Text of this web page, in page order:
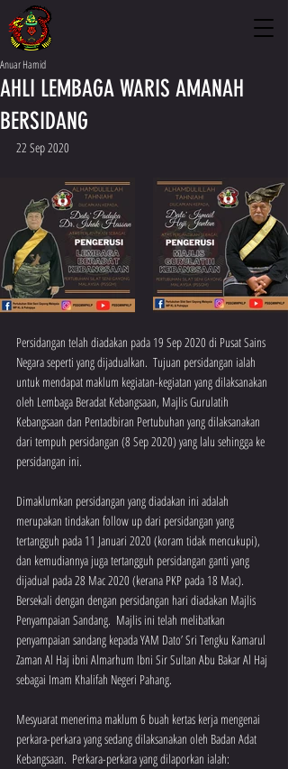
AHLI LEMBAGA WARIS AMANAH
BERSIDANG
Anuar Hamid
22 Sep 2020
Persidangan telah diadakan pada 19 Sep 2020 di Pusat Sains
Negara seperti yang dijadualkan.  Tujuan persidangan ialah
untuk mendapat maklum kegiatan-kegiatan yang dilaksanakan
oleh Lembaga Beradat Kebangsaan, Majlis Gurulatih
Kebangsaan dan Pentadbiran Pertubuhan yang dilaksanakan
dari tempuh persidangan (8 Sep 2020) yang lalu sehingga ke
persidangan ini.
Dimaklumkan persidangan yang diadakan ini adalah
merupakan tindakan follow up dari persidangan yang
tertangguh pada 11 Januari 2020 (koram tidak mencukupi),
dan kemudiannya juga tertangguh persidangan ganti yang
dijadual pada 28 Mac 2020 (kerana PKP pada 18 Mac).
Bersekali dengan dengan persidangan hari diadakan Majlis
Penyampaian Sandang.  Majlis ini telah melibatkan
penyampaian sandang kepada YAM Dato’ Sri Tengku Kamarul
Zaman Al Haj ibni Almarhum Ibni Sir Sultan Abu Bakar Al Haj
sebagai Imam Khalifah Negeri Pahang.
Mesyuarat menerima maklum 6 buah kertas kerja mengenai
perkara-perkara yang sedang dilaksanakan oleh Badan Adat
Kebangsaan.  Perkara-perkara yang dilaporkan ialah: